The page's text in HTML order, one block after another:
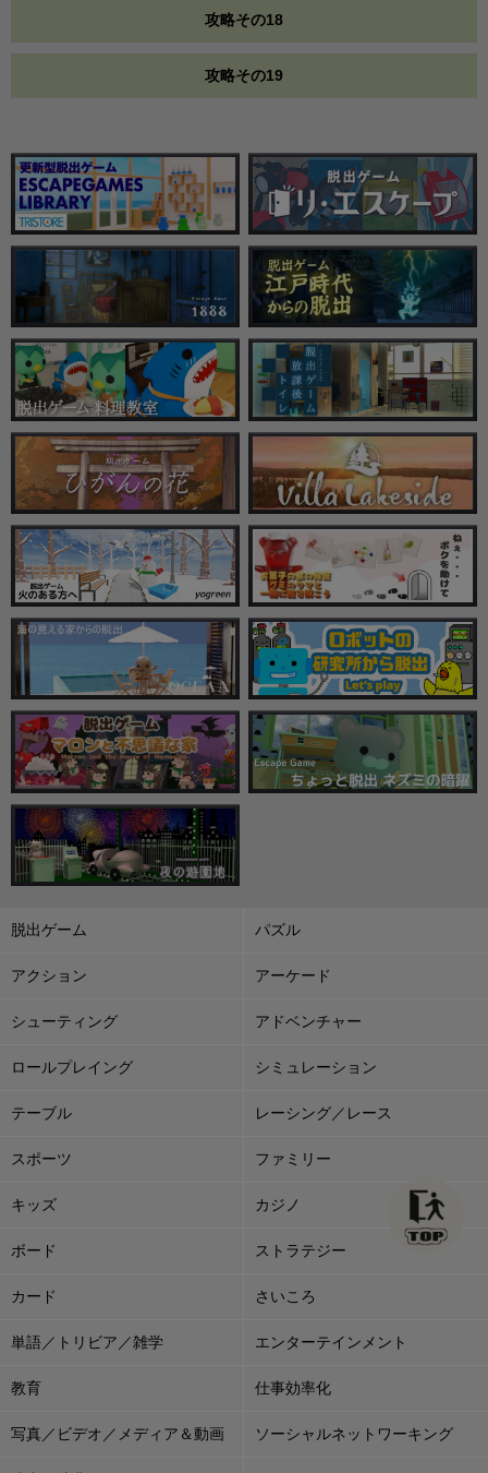
攻略その18
攻略その19
脱出ゲーム パズル
アクション アーケード
シューティング アドベンチャー
ロールプレイング シミュレーション
テーブル レーシング／レース
スポーツ ファミリー
キッズ カジノ
ボード ストラテジー
カード さいころ
単語／トリビア／雑学 エンターテインメント
教育 仕事効率化
写真／ビデオ／メディア＆動画 ソーシャルネットワーキング